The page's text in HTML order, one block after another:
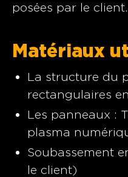
posées par le client.
Matériaux
La structure du
rectangulaires
Les panneaux :
plasma
Soubassement
le client)